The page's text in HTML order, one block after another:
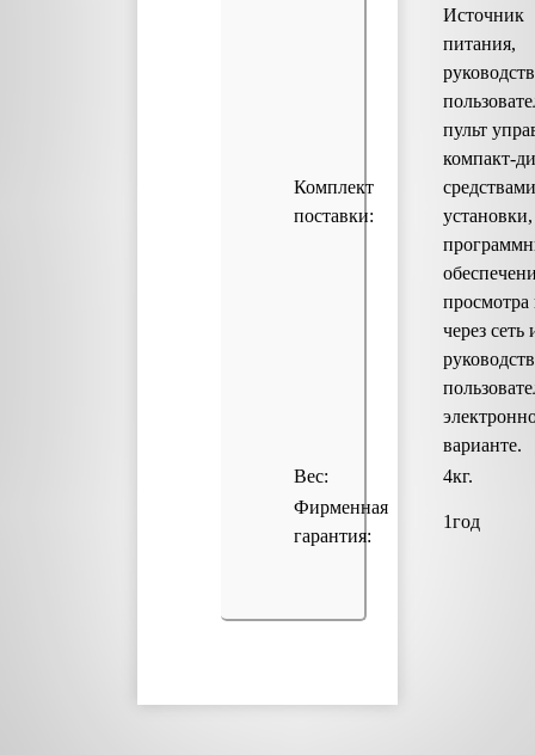
Комплект
поставки:
Источник
питания,
пульт
компакт-
установки,
просмотра
через сеть
варианте.
Вес:
4кг.
Фирменная
гарантия:
1год